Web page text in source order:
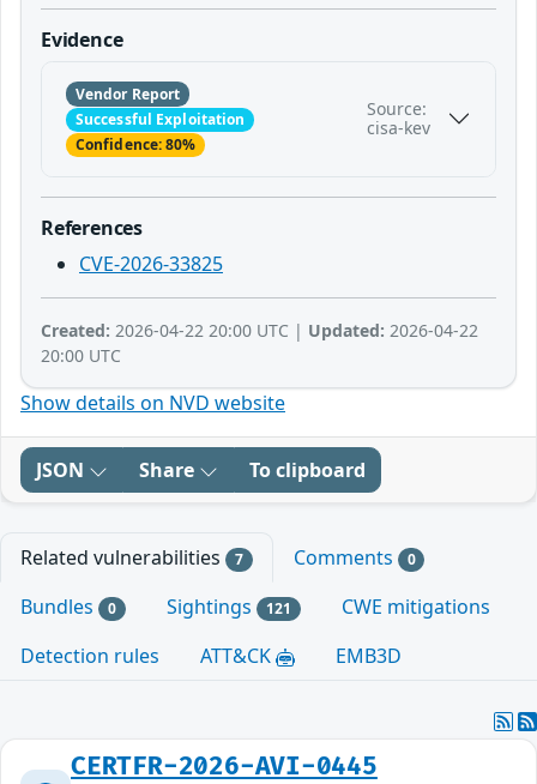
Evidence
Vendor Report
Successful Exploitation
Confidence: 80%
Source:
cisa-kev
References
CVE-2026-33825
Created: 2026-04-22 20:00 UTC | Updated: 2026-04-22
20:00 UTC
Show details on NVD website
JSON Share To clipboard
Related vulnerabilities 7 Comments 0
Bundles 0 Sightings 121
CWE mitigations
Detection rules
ATT&CK EMB3D
CERTFR-2026-AVI-0445